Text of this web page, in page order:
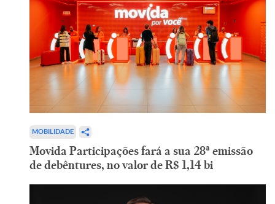
MOBILIDADE
Movida Participações fará a sua 28ª emissão
de debêntures, no valor de R$ 1,14 bi